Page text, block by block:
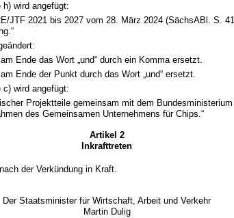
h) wird angefügt:
JTF 2021 bis 2027 vom 28. März 2024 (SächsABl. S.
Ende das Wort „und“ durch ein Komma ersetzt.
Ende der Punkt durch das Wort „und“ ersetzt.
c) wird angefügt:
Projektteile gemeinsam mit dem
des Gemeinsamen Unternehmens für Chips.“
Artikel 2
Inkrafttreten
der Verkündung in Kraft.
Der Staatsminister für Wirtschaft, Arbeit und Verkehr
Martin Dulig